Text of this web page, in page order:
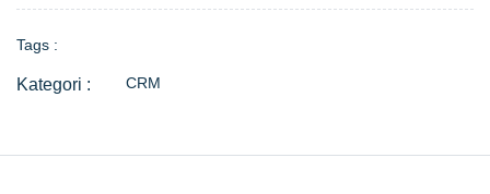
Tags :
CRM